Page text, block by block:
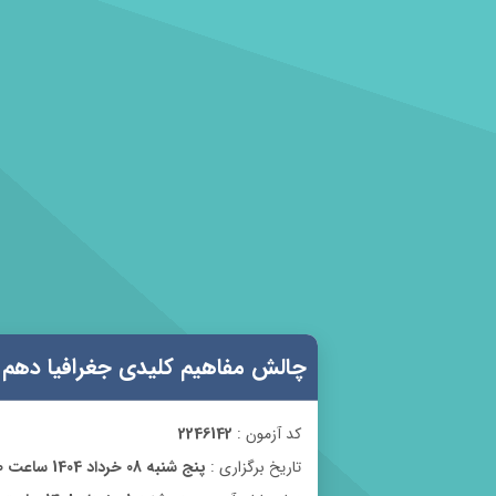
چالش مفاهیم کلیدی جغرافیا دهم
کد آزمون : 2246142
تاریخ برگزاری : پنج شنبه 08 خرداد 1404 ساعت 00:00